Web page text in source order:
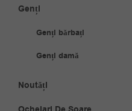
Genți
Genți bărbați
Genți damă
Noutăți